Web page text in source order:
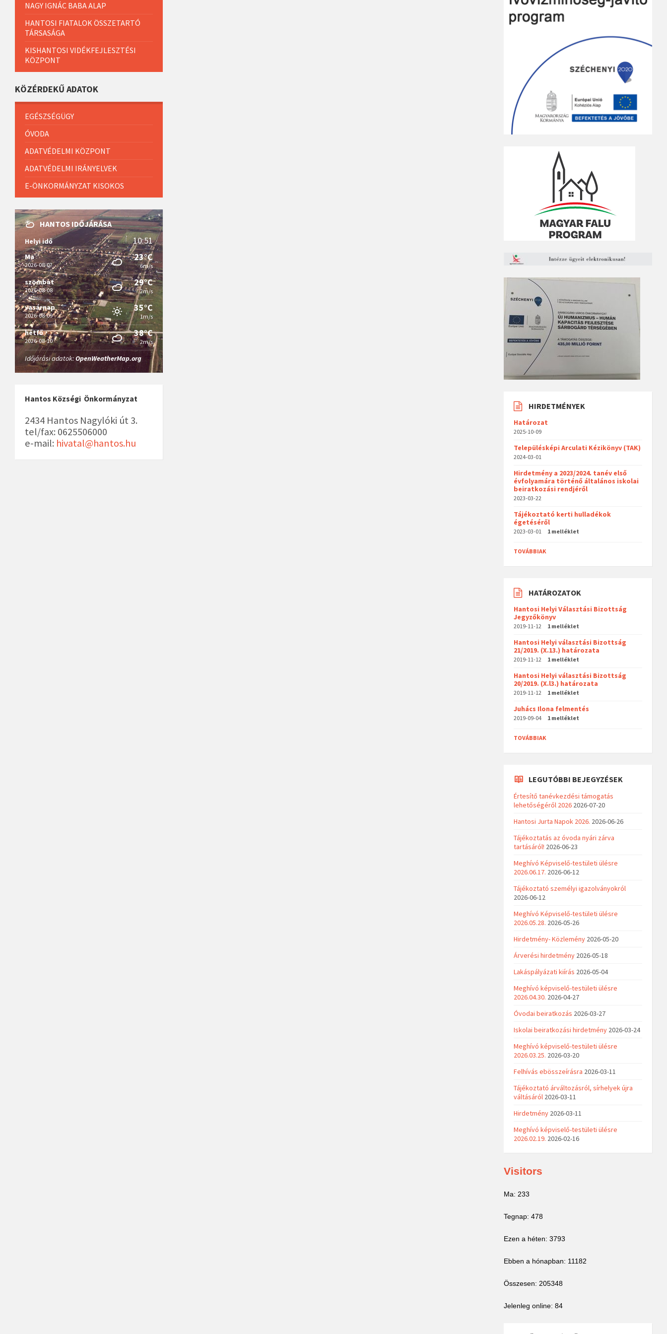
NAGY IGNÁC BABA ALAP
HANTOSI FIATALOK ÖSSZETARTÓ
TÁRSASÁGA
KISHANTOSI VIDÉKFEJLESZTÉSI
KÖZPONT
KÖZÉRDEKŰ ADATOK
EGÉSZSÉGÜGY
ÓVODA
ADATVÉDELMI KÖZPONT
ADATVÉDELMI IRÁNYELVEK
E-ÖNKORMÁNYZAT KISOKOS
HANTOS IDŐJÁRÁSA
Helyi idő 10:51
Ma
2026-08-07
23°C
6m/s
szombat
2026-08-08
29°C
2m/s
vasárnap
2026-08-09
35°C
1m/s
hétfő
2026-08-10
38°C
2m/s
Időjárási adatok:OpenWeatherMap.org
Hantos Községi Önkormányzat
2434 Hantos Nagylóki út 3.
tel/fax: 0625506000
e-mail: hivatal@hantos.hu
HIRDETMÉNYEK
Határozat
2025-10-09
Településképi Arculati Kézikönyv (TAK)
2024-03-01
Hirdetmény a 2023/2024. tanév első
évfolyamára történő általános iskolai
beiratkozási rendjéről
2023-03-22
Tájékoztató kerti hulladékok
égetéséről
2023-03-01 1 melléklet
TOVÁBBIAK
HATÁROZATOK
Hantosi Helyi Választási Bizottság
Jegyzőkönyv
2019-11-12 1 melléklet
Hantosi Helyi választási Bizottság
21/2019. (X.13.) határozata
2019-11-12 1 melléklet
Hantosi Helyi választási Bizottság
20/2019. (X.l3.) határozata
2019-11-12 1 melléklet
Juhács Ilona felmentés
2019-09-04 1 melléklet
TOVÁBBIAK
LEGUTÓBBI BEJEGYZÉSEK
Értesítő tanévkezdési támogatás
lehetőségéről 2026 2026-07-20
Hantosi Jurta Napok 2026. 2026-06-26
Tájékoztatás az óvoda nyári zárva
tartásáról! 2026-06-23
Meghívó Képviselő-testületi ülésre
2026.06.17. 2026-06-12
Tájékoztató személyi igazolványokról
2026-06-12
Meghívó Képviselő-testületi ülésre
2026.05.28. 2026-05-26
Hirdetmény- Közlemény 2026-05-20
Árverési hirdetmény 2026-05-18
Lakáspályázati kiírás 2026-05-04
Meghívó képviselő-testületi ülésre
2026.04.30. 2026-04-27
Óvodai beiratkozás 2026-03-27
Iskolai beiratkozási hirdetmény 2026-03-24
Meghívó képviselő-testületi ülésre
2026.03.25. 2026-03-20
Felhívás ebösszeírásra 2026-03-11
Tájékoztató árváltozásról, sírhelyek újra
váltásáról 2026-03-11
Hirdetmény 2026-03-11
Meghívó képviselő-testületi ülésre
2026.02.19. 2026-02-16
Visitors
Ma: 233
Tegnap: 478
Ezen a héten: 3793
Ebben a hónapban: 11182
Összesen: 205348
Jelenleg online: 84